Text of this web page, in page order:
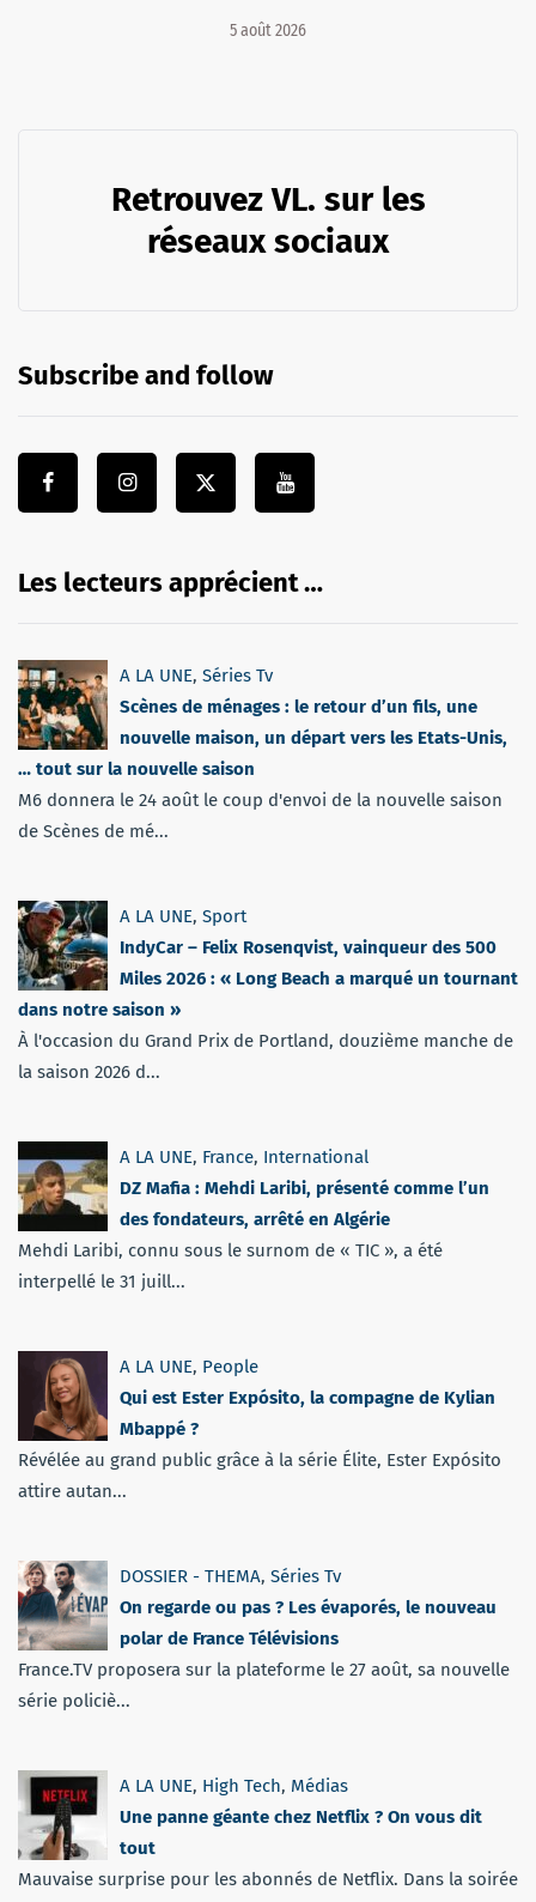
5 août 2026
Retrouvez VL. sur les
réseaux sociaux
Subscribe and follow
Les lecteurs apprécient …
A LA UNE, Séries Tv
Scènes de ménages : le retour d’un fils, une
nouvelle maison, un départ vers les Etats-Unis,
… tout sur la nouvelle saison
M6 donnera le 24 août le coup d'envoi de la nouvelle saison
de Scènes de mé...
A LA UNE, Sport
IndyCar – Felix Rosenqvist, vainqueur des 500
Miles 2026 : « Long Beach a marqué un tournant
dans notre saison »
À l'occasion du Grand Prix de Portland, douzième manche de
la saison 2026 d...
A LA UNE, France, International
DZ Mafia : Mehdi Laribi, présenté comme l’un
des fondateurs, arrêté en Algérie
Mehdi Laribi, connu sous le surnom de « TIC », a été
interpellé le 31 juill...
A LA UNE, People
Qui est Ester Expósito, la compagne de Kylian
Mbappé ?
Révélée au grand public grâce à la série Élite, Ester Expósito
attire autan...
DOSSIER - THEMA, Séries Tv
On regarde ou pas ? Les évaporés, le nouveau
polar de France Télévisions
France.TV proposera sur la plateforme le 27 août, sa nouvelle
série policiè...
A LA UNE, High Tech, Médias
Une panne géante chez Netflix ? On vous dit
tout
Mauvaise surprise pour les abonnés de Netflix. Dans la soirée